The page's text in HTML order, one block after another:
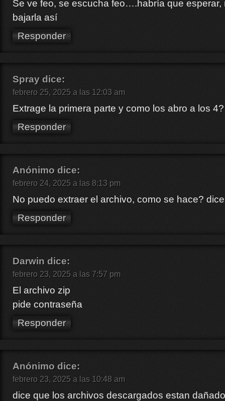
Se ve feo, se escucha feo….habría que esperar,
bajarla así
Responder
Spray dice:
febrero 25, 2025 a las 12:03 am
Extrage la primera parte y como los abro a los 4?
Responder
Anónimo dice:
febrero 24, 2025 a las 8:13 pm
No puedo extraer el archivo, como se hace?
Responder
Darwin dice:
febrero 23, 2025 a las 7:57 pm
El archivo zip
pide contraseña
Responder
Anónimo dice:
febrero 23, 2025 a las 10:48 am
dice que los archivos descargados estan